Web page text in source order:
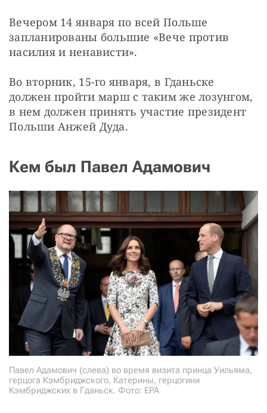
Вечером 14 января по всей Польше
запланированы большие «Вече против
насилия и ненависти».
Во вторник, 15-го января, в Гданьске
должен пройти марш с таким же лозунгом,
в нем должен принять участие президент
Польши Анжей Дуда.
Кем был Павел Адамович
Павел Адамович (слева) во время визита принца Уильяма,
герцога Кэмбриджского, Катерины, герцогини
Кэмбриджских в Гданьск. Фото: EPA